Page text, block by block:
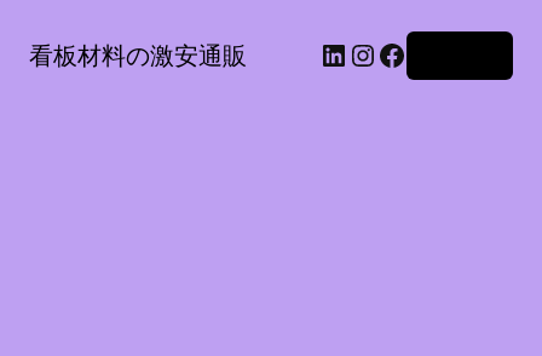
看板材料の激安通販 LinkedIn Instagram Facebook